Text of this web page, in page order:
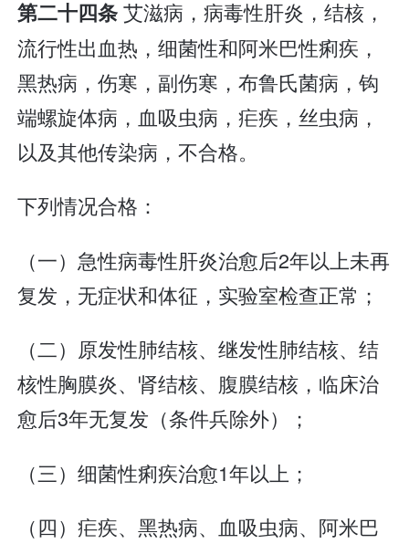
第二十四条艾滋病，病毒性肝炎，结核，
流行性出血热，细菌性和阿米巴性痢疾，
黑热病，伤寒，副伤寒，布鲁氏菌病，钩
端螺旋体病，血吸虫病，疟疾，丝虫病，
以及其他传染病，不合格。
下列情况合格：
（一）急性病毒性肝炎治愈后2年以上未再
复发，无症状和体征，实验室检查正常；
（二）原发性肺结核、继发性肺结核、结
核性胸膜炎、肾结核、腹膜结核，临床治
愈后3年无复发（条件兵除外）；
（三）细菌性痢疾治愈1年以上；
（四）疟疾、黑热病、血吸虫病、阿米巴